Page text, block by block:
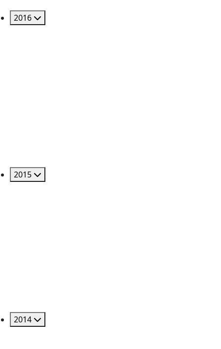
2016
2015
2014